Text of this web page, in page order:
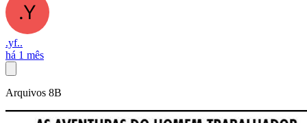
.yf..
há 1 mês
Arquivos 8B